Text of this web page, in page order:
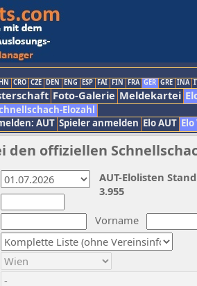
CRO CZE DEN ENG ESP FAI FIN FRA GER GRE INA
Foto-Galerie Meldekartei
Elozahl
AUT Spieler anmelden Elo AUT
den offiziellen
Vorname
AUT-Elolisten
3.955